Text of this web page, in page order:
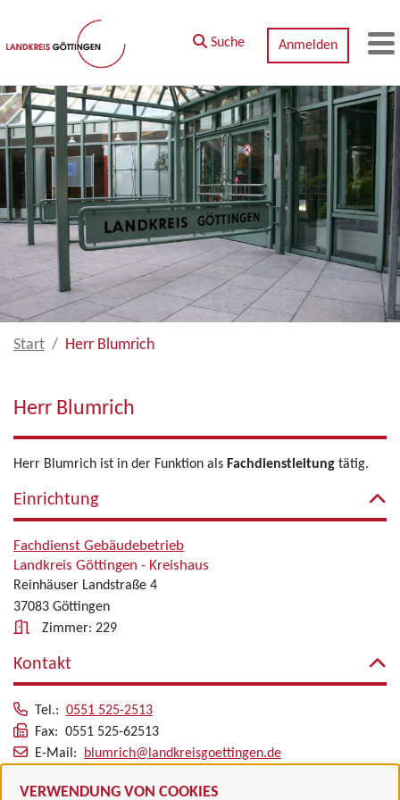
Zum Hauptinhalt springen
VERWENDUNG VON COOKIES
Suche Anmelden
Start Herr Blumrich
Herr Blumrich
Herr Blumrich ist in der Funktion als Fachdienstleitung tätig.
Einrichtung
Fachdienst Gebäudebetrieb
Landkreis Göttingen - Kreishaus
Reinhäuser Landstraße 4
37083 Göttingen
Zimmer: 229
Kontakt
Tel.: 0551 525-2513
Fax: 0551 525-62513
E-Mail:
blumrich@landkreisgoettingen.de
Alle zugeordneten Einrichtungen